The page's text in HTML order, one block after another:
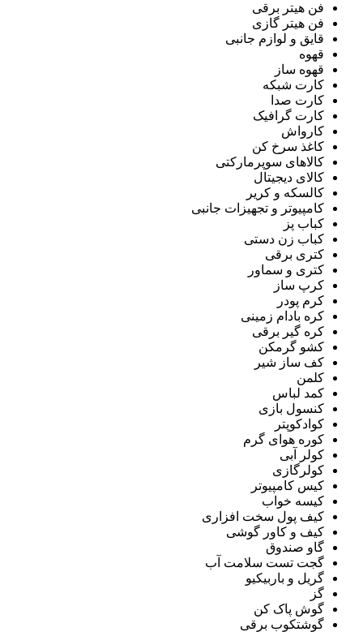
فن هیتر برقی
فن هیتر گازی
قایق و لوازم جانبی
قهوه
قهوه ساز
کارت شبکه
کارت صدا
کارت گرافیک
کارواش
کاغذ سرخ کن
کالاهای سوپرمارکتی
کالای دیجیتال
کالسکه و کریر
کامپیوتر و تجهیزات جانبی
کباب پز
کباب زن دستی
کتری برقی
کتری و سماور
کرپ ساز
کرم پودر
کره بادام زمینی
کره گیر برقی
کشو گرمکن
کف ساز شیر
کلمن
کمد لباس
کنسول بازی
کوادکوپتر
کوره هوای گرم
کولر آبی
کولرگازی
کیس کامپیوتر
کیسه خواب
کیف پول سخت افزاری
کیف و کاور گوشی
گاو صندوق
گجت تست سلامت آب
گریل و باربیکیو
گز
گوش پاک کن
گوشتکوب برقی